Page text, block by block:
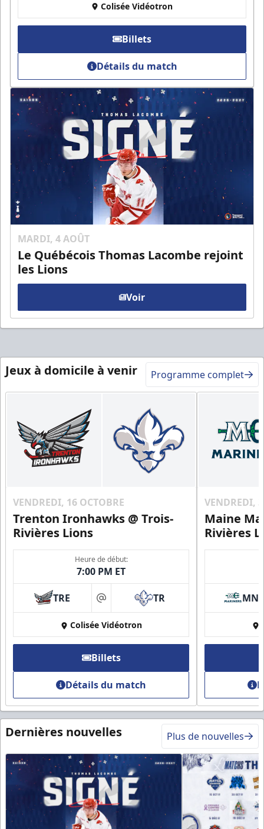
Colisée Vidéotron
Billets
Détails du match
MARDI, 4 AOÛT
Le Québécois Thomas Lacombe rejoint
les Lions
Voir
Jeux à domicile à venir Programme complet
VENDREDI, 16 OCTOBRE
Trenton Ironhawks @ Trois-
Rivières Lions
Heure de début:
7:00 PM ET
TRE at TR
Colisée Vidéotron
Billets
Détails du match
VENDREDI,
Maine
Rivières
MNE
Dernières nouvelles Plus de nouvelles